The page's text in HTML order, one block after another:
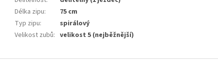
Délka zipu:
75 cm
Typ zipu:
spirálový
Velikost zubů: velikost 5 (nejběžnější)